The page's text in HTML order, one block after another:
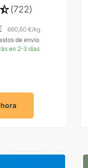
(722)
660,60 €/kg
de envío
en 2-3 días